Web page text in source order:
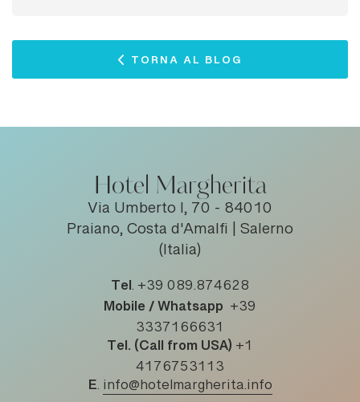
TORNA AL BLOG
Hotel Margherita
Via Umberto I, 70 - 84010
Praiano, Costa d'Amalfi | Salerno
(Italia)
Tel. +39 089.874628
Mobile / Whatsapp +39
3337166631
Tel. (Call from USA) +1
4176753113
E. info@hotelmargherita.info